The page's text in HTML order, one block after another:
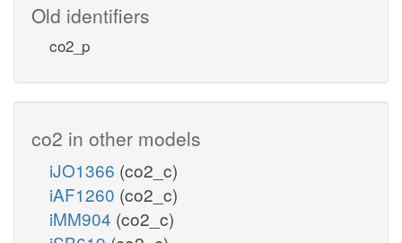
Old identifiers
co2_p
co2 in other models
iJO1366 (co2_c)
iAF1260 (co2_c)
iMM904 (co2_c)